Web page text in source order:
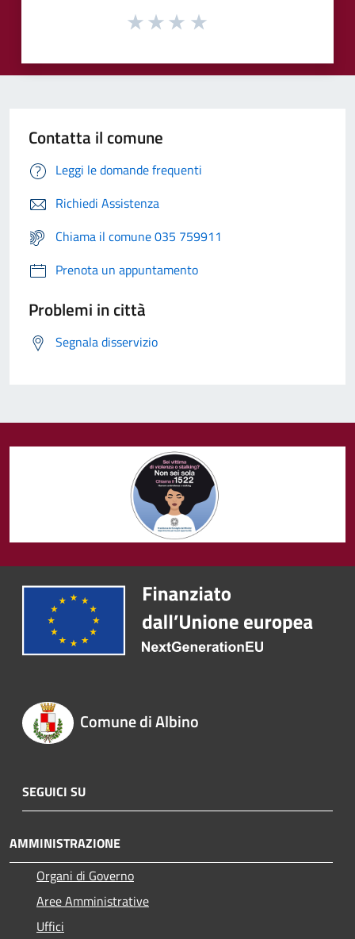
Contatta il comune
Leggi le domande frequenti
Richiedi Assistenza
Chiama il comune 035 759911
Prenota un appuntamento
Problemi in città
Segnala disservizio
Comune di Albino
SEGUICI SU
AMMINISTRAZIONE
Organi di Governo
Aree Amministrative
Uffici